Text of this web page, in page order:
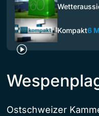
Kompakt6
Ostschweizer